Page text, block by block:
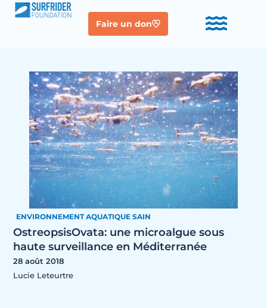
Faire un don
ENVIRONNEMENT AQUATIQUE SAIN
OstreopsisOvata: une microalgue sous
haute surveillance en Méditerranée
28 août 2018
Lucie Leteurtre